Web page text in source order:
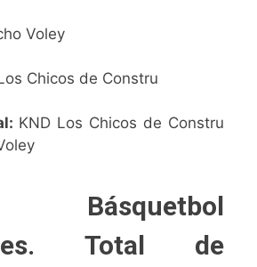
Voley
Chicos de Constru
KND Los Chicos de Constru
Básquetbol
Total de